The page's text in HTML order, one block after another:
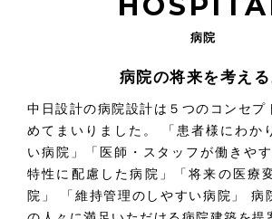
病院
病院の将来を考える
中日設計の病院設計は５つのコンセプ
めてまいりました。
「患者様にわか
い病院」「医師・スタッフが働きや
特性に配慮した病院」「将来の医療
院」 「維持管理のしやすい病院」
病